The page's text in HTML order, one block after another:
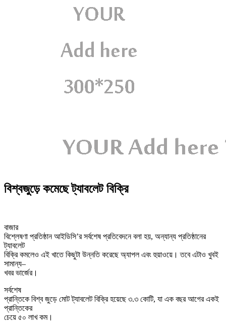
বিশ্বজুড়ে কমেছে ট্যাবলেট বিক্রি
বাজার
বিশ্লেষণা প্রতিষ্ঠান আইডিসি’র সর্বশেষ প্রতিবেদনে বলা হয়, অন্যান্য প্রতিষ্ঠানের
ট্যাবলেট
বিক্রি কমলেও এই খাতে কিছুটা উন্নতি করেছে অ্যাপল এবং হুয়াওয়ে। তবে এটাও খুবই
সামান্য–
খবর ভার্জের।
সর্বশেষ
প্রান্তিকে বিশ্ব জুড়ে মোট ট্যাবলেট বিক্রি হয়েছে ৩.৩ কোটি, যা এক বছর আগের একই
প্রান্তিকের
চেয়ে ৫০ লাখ কম।